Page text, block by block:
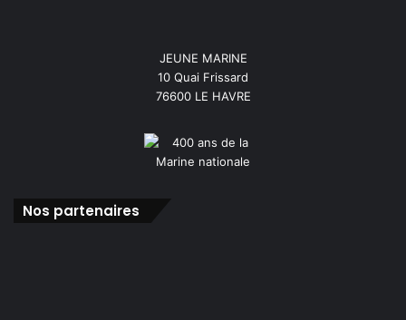
JEUNE MARINE
10 Quai Frissard
76600 LE HAVRE
Nos partenaires